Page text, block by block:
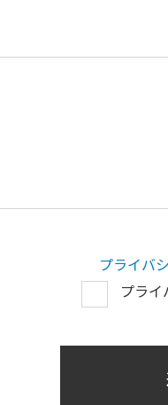
プライバ
プラ